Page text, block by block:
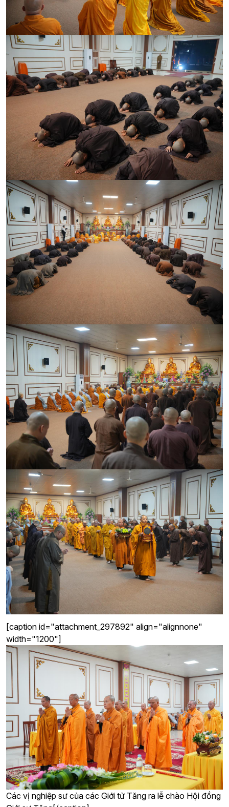
[caption id="attachment_297892" align="alignnone"
width="1200"]
Các vị nghiệp sư của các Giới tử Tăng ra lễ chào Hội đồng